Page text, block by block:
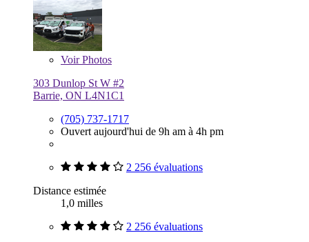
VoirPhotos
303 Dunlop St W #2
Barrie, ON L4N1C1
(705) 737-1717
Ouvert aujourd'hui de 9h am à 4h pm
2 256 évaluations
Distance estimée
1,0 milles
2 256 évaluations